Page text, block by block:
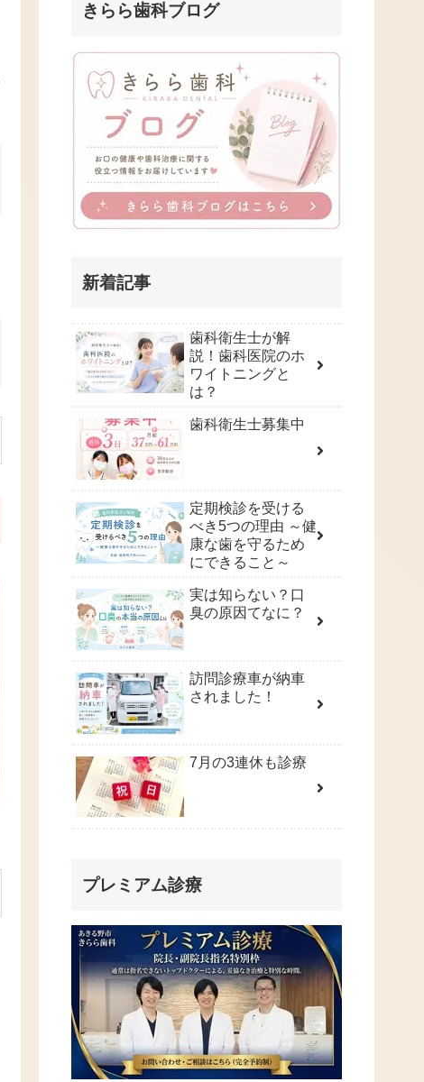
きらら歯科ブログ
新着記事
歯科衛生士が解
説！歯科医院のホ
ワイトニングと
は？
歯科衛生士募集中
定期検診を受ける
べき5つの理由 ～健
康な歯を守るため
にできること～
実は知らない？口
臭の原因てなに？
訪問診療車が納車
されました！
7月の3連休も診療
プレミアム診療